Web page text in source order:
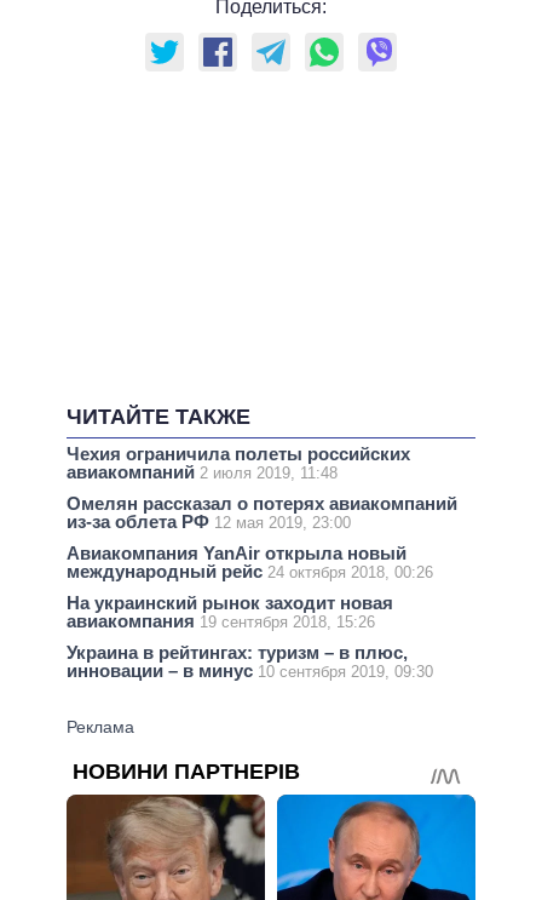
Поделиться:
ЧИТАЙТЕ ТАКЖЕ
Чехия ограничила полеты российских
авиакомпаний 2 июля 2019, 11:48
Омелян рассказал о потерях авиакомпаний
из-за облета РФ 12 мая 2019, 23:00
Авиакомпания YanAir открыла новый
международный рейс 24 октября 2018, 00:26
На украинский рынок заходит новая
авиакомпания 19 сентября 2018, 15:26
Украина в рейтингах: туризм – в плюс,
инновации – в минус 10 сентября 2019, 09:30